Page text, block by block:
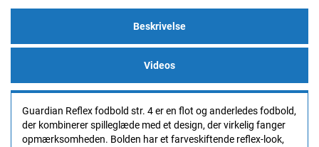
Beskrivelse
Videos
Guardian Reflex fodbold str. 4 er en flot og anderledes fodbold,
der kombinerer spilleglæde med et design, der virkelig fanger
opmærksomheden. Bolden har et farveskiftende reflex-look,